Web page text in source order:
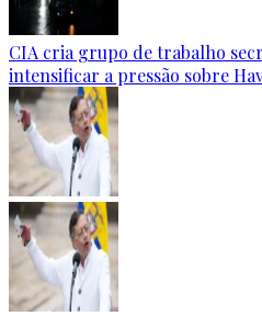
CIA cria grupo de trabalho
intensificar a pressão sobre